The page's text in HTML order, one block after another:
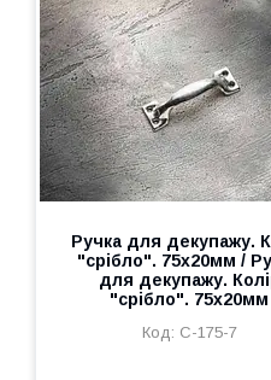
Ручка для декупажу.
"срібло". 75х20мм /
для декупажу.
"срібло". 75х20мм
C-175-7